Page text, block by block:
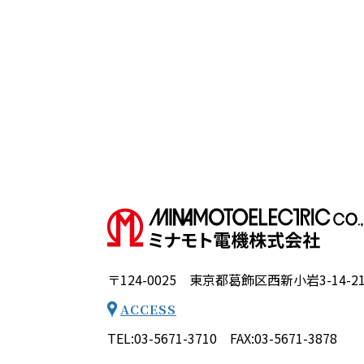
〒124-0025 東京都葛飾区西新小岩3-14-
ACCESS
TEL:03-5671-3710 FAX:03-5671-3878